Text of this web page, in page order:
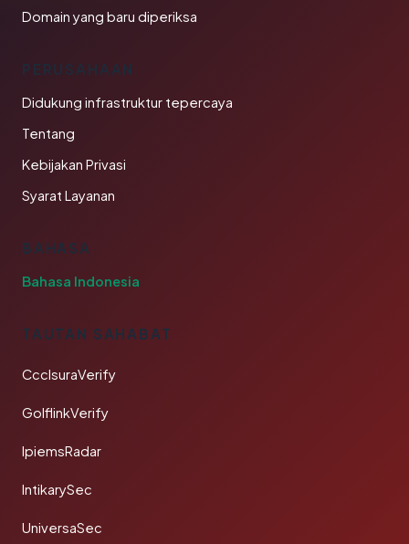
Domain yang baru diperiksa
PERUSAHAAN
Didukung infrastruktur tepercaya
Tentang
Kebijakan Privasi
Syarat Layanan
BAHASA
Bahasa Indonesia
TAUTAN SAHABAT
CcclsuraVerify
GolflinkVerify
IpiemsRadar
IntikarySec
UniversaSec